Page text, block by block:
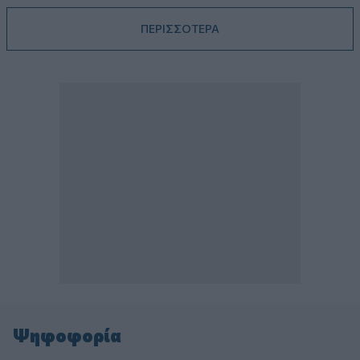
ΠΕΡΙΣΣΟΤΕΡΑ
Ψηφοφορία